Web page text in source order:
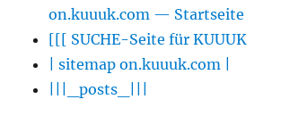
on.kuuuk.com — Startseite
[[[ SUCHE-Seite für KUUUK
| sitemap on.kuuuk.com |
|||_posts_|||